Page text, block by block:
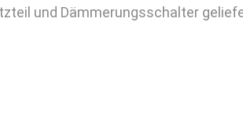
und Dämmerungsschalter